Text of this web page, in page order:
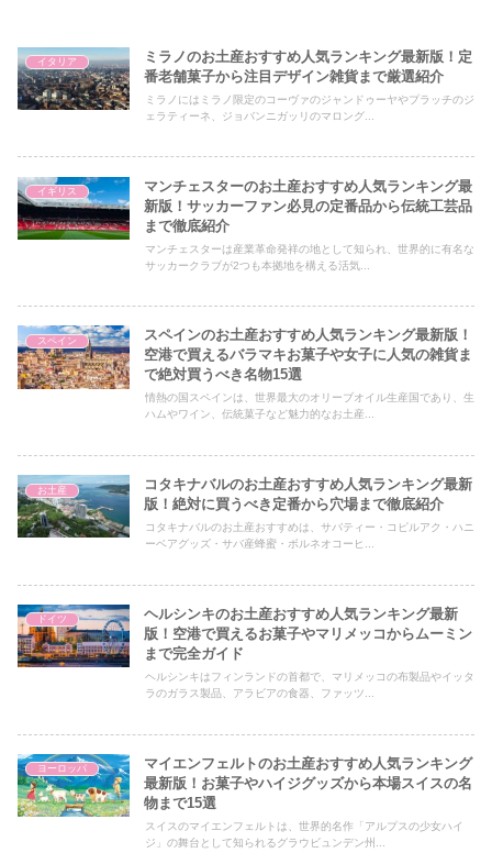
イタリア
ミラノのお土産おすすめ人気ランキング最新版！定
番老舗菓子から注目デザイン雑貨まで厳選紹介
ミラノにはミラノ限定のコーヴァのジャンドゥーヤやプラッチのジ
ェラティーネ、ジョバンニガッリのマロング...
イギリス
マンチェスターのお土産おすすめ人気ランキング最
新版！サッカーファン必見の定番品から伝統工芸品
まで徹底紹介
マンチェスターは産業革命発祥の地として知られ、世界的に有名な
サッカークラブが2つも本拠地を構える活気...
スペイン
スペインのお土産おすすめ人気ランキング最新版！
空港で買えるバラマキお菓子や女子に人気の雑貨ま
で絶対買うべき名物15選
情熱の国スペインは、世界最大のオリーブオイル生産国であり、生
ハムやワイン、伝統菓子など魅力的なお土産...
お土産
コタキナバルのお土産おすすめ人気ランキング最新
版！絶対に買うべき定番から穴場まで徹底紹介
コタキナバルのお土産おすすめは、サバティー・コピルアク・ハニ
ーベアグッズ・サバ産蜂蜜・ボルネオコーヒ...
ドイツ
ヘルシンキのお土産おすすめ人気ランキング最新
版！空港で買えるお菓子やマリメッコからムーミン
まで完全ガイド
ヘルシンキはフィンランドの首都で、マリメッコの布製品やイッタ
ラのガラス製品、アラビアの食器、ファッツ...
ヨーロッパ
マイエンフェルトのお土産おすすめ人気ランキング
最新版！お菓子やハイジグッズから本場スイスの名
物まで15選
スイスのマイエンフェルトは、世界的名作「アルプスの少女ハイ
ジ」の舞台として知られるグラウビュンデン州...